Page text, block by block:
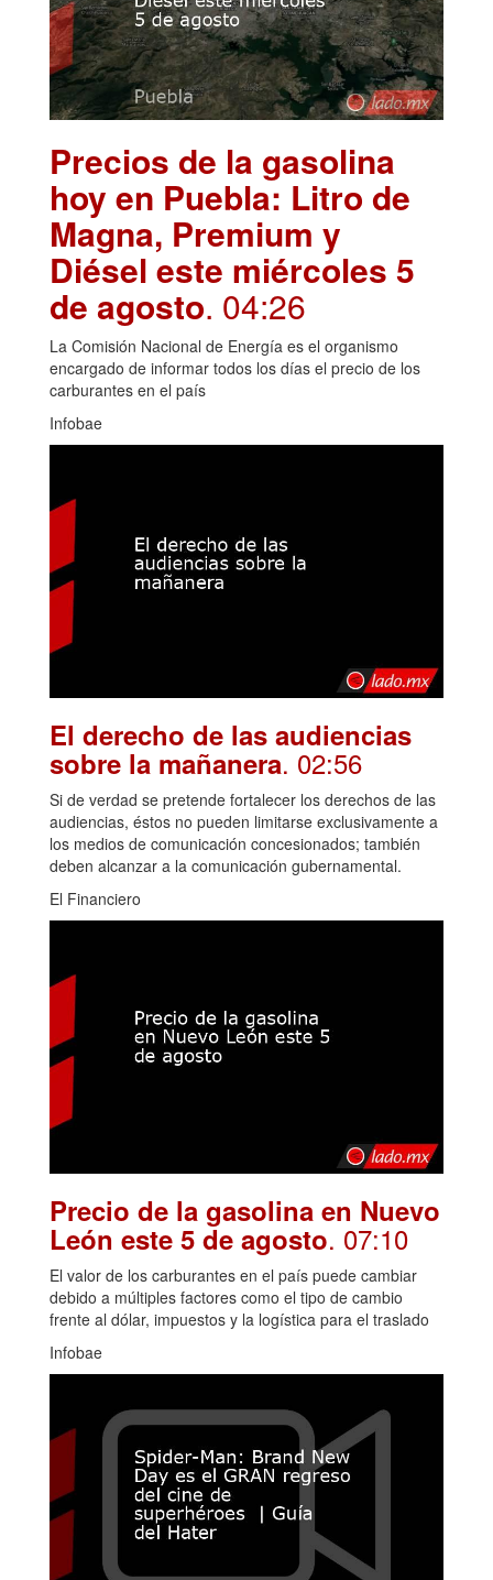
Precios de la gasolina
hoy en Puebla: Litro de
Magna, Premium y
Diésel este miércoles 5
de agosto. 04:26
La Comisión Nacional de Energía es el organismo
encargado de informar todos los días el precio de los
carburantes en el país
Infobae
El derecho de las audiencias
sobre la mañanera. 02:56
Si de verdad se pretende fortalecer los derechos de las
audiencias, éstos no pueden limitarse exclusivamente a
los medios de comunicación concesionados; también
deben alcanzar a la comunicación gubernamental.
El Financiero
Precio de la gasolina en Nuevo
León este 5 de agosto. 07:10
El valor de los carburantes en el país puede cambiar
debido a múltiples factores como el tipo de cambio
frente al dólar, impuestos y la logística para el traslado
Infobae